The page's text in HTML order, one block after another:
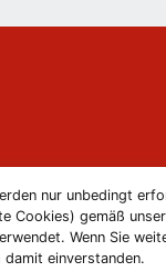
nur unbedingt
Cookies) gemäß
Wenn Sie
einverstanden.